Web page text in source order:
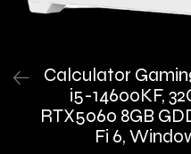
Calculator
i5-14600KF,
RTX5060 8GB
Fi 6,